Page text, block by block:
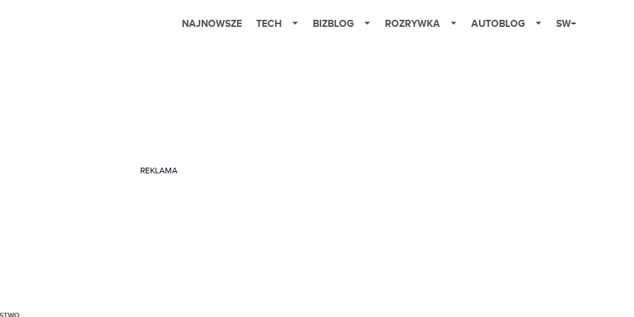
NAJNOWSZE TECH BIZBLOG ROZRYWKA AUTOBLOG SW+
REKLAMA